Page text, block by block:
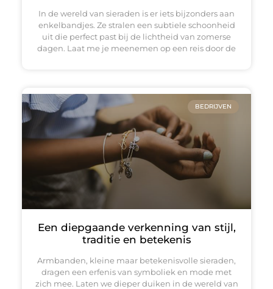
In de wereld van sieraden is er iets bijzonders aan
enkelbandjes. Ze stralen een subtiele schoonheid
uit die perfect past bij de lichtheid van zomerse
dagen. Laat me je meenemen op een reis door de
BEDRIJVEN
Een diepgaande verkenning van stijl,
traditie en betekenis
Armbanden, kleine maar betekenisvolle sieraden,
dragen een erfenis van symboliek en mode met
zich mee. Laten we dieper duiken in de wereld van